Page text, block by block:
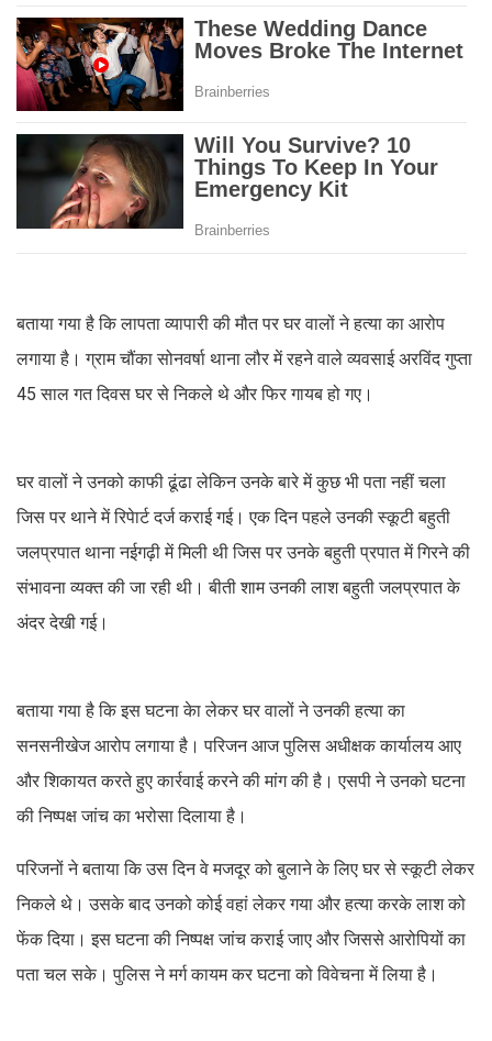
बताया गया है कि लापता व्यापारी की मौत पर घर वालों ने हत्या का आरोप
लगाया है। ग्राम चौंका सोनवर्षा थाना लौर में रहने वाले व्यवसाई अरविंद गुप्ता
45 साल गत दिवस घर से निकले थे और फिर गायब हो गए।
घर वालों ने उनको काफी ढूंढा लेकिन उनके बारे में कुछ भी पता नहीं चला
जिस पर थाने में रिपेार्ट दर्ज कराई गई। एक दिन पहले उनकी स्कूटी बहुती
जलप्रपात थाना नईगढ़ी में मिली थी जिस पर उनके बहुती प्रपात में गिरने की
संभावना व्यक्त की जा रही थी। बीती शाम उनकी लाश बहुती जलप्रपात के
अंदर देखी गई।
बताया गया है कि इस घटना केा लेकर घर वालों ने उनकी हत्या का
सनसनीखेज आरोप लगाया है। परिजन आज पुलिस अधीक्षक कार्यालय आए
और शिकायत करते हुए कार्रवाई करने की मांग की है। एसपी ने उनको घटना
की निष्पक्ष जांच का भरोसा दिलाया है।
परिजनों ने बताया कि उस दिन वे मजदूर को बुलाने के लिए घर से स्कूटी लेकर
निकले थे। उसके बाद उनको कोई वहां लेकर गया और हत्या करके लाश को
फेंक दिया। इस घटना की निष्पक्ष जांच कराई जाए और जिससे आरोपियों का
पता चल सके। पुलिस ने मर्ग कायम कर घटना को विवेचना में लिया है।